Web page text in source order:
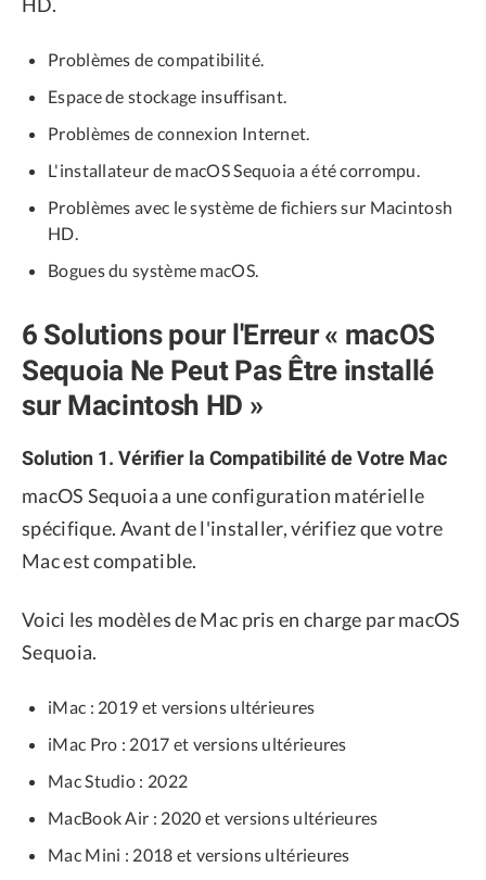
Problèmes de compatibilité.
Espace de stockage insuffisant.
Problèmes de connexion Internet.
L'installateur de macOS Sequoia a été corrompu.
Problèmes avec le système de fichiers sur Macintosh
HD.
Bogues du système macOS.
6 Solutions pour l'Erreur « macOS
Sequoia Ne Peut Pas Être installé
sur Macintosh HD »
Solution 1. Vérifier la Compatibilité de Votre Mac
macOS Sequoia a une configuration matérielle
spécifique. Avant de l'installer, vérifiez que votre
Mac est compatible.
Voici les modèles de Mac pris en charge par macOS
Sequoia.
iMac : 2019 et versions ultérieures
iMac Pro : 2017 et versions ultérieures
Mac Studio : 2022
MacBook Air : 2020 et versions ultérieures
Mac Mini : 2018 et versions ultérieures